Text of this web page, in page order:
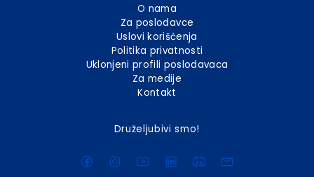
O nama
Za poslodavce
Uslovi korišćenja
Politika privatnosti
Uklonjeni profili poslodavaca
Za medije
Kontakt
Druželjubivi smo!